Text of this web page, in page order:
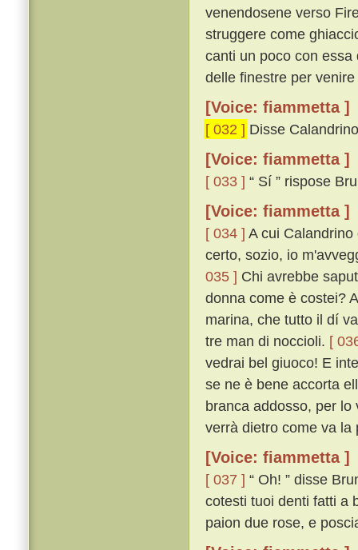
venendosene verso
struggere come
canti un poco con
delle finestre per venire
[Voice: fiammetta ]
[ 032 ] Disse
[Voice: fiammetta ]
[ 033 ] “ Sí ” rispose
[Voice: fiammetta ]
[ 034 ] A cui
certo, sozio, io
035 ] Chi avrebbe
donna come è costei?
marina, che tutto il dí
tre man di noccioli. [
vedrai bel giuoco! E
se ne è bene accorta
branca addosso, per
verrà dietro come va la
[Voice: fiammetta ]
[ 037 ] “ Oh! ” disse
cotesti tuoi denti fatti a
paion due rose, e